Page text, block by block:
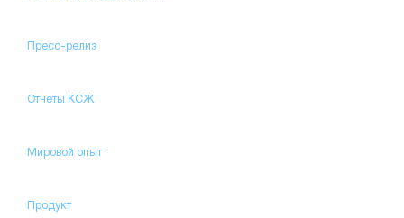
Пресс-релиз
Отчеты КСЖ
Мировой опыт
Продукт